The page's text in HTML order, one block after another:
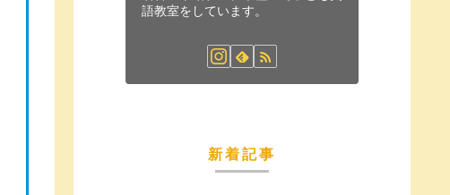
語教室をしています。
新着記事